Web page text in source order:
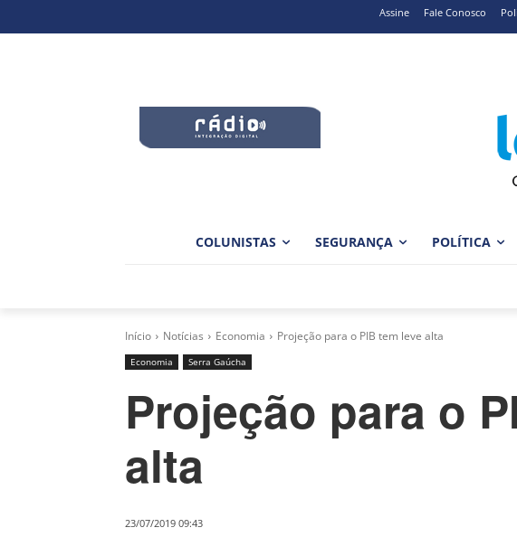
Assine Fale Conosco
COLUNISTAS SEGURANÇA POLÍTICA
Início Notícias Economia Projeção para o PIB tem leve alta
Economia Serra Gaúcha
Projeção para o
alta
23/07/2019 09:43